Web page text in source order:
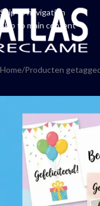
Skip to navigation
Skip to main content
Home Producten